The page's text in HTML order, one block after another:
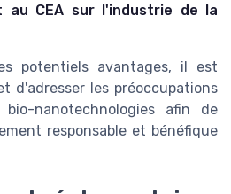
au CEA sur l'industrie de la
potentiels avantages, il est
d'adresser les préoccupations
nanotechnologies afin de
responsable et bénéfique